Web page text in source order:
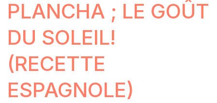
PLANCHA ; LE GOÛT
DU SOLEIL!
(RECETTE
ESPAGNOLE)